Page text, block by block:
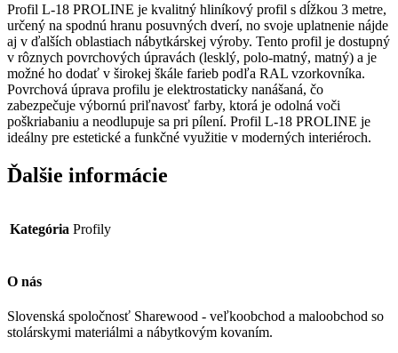
Profil L-18 PROLINE je kvalitný hliníkový profil s dĺžkou 3 metre,
určený na spodnú hranu posuvných dverí, no svoje uplatnenie nájde
aj v ďalších oblastiach nábytkárskej výroby. Tento profil je dostupný
v rôznych povrchových úpravách (lesklý, polo-matný, matný) a je
možné ho dodať v širokej škále farieb podľa RAL vzorkovníka.
Povrchová úprava profilu je elektrostaticky nanášaná, čo
zabezpečuje výbornú priľnavosť farby, ktorá je odolná voči
poškriabaniu a neodlupuje sa pri pílení. Profil L-18 PROLINE je
ideálny pre estetické a funkčné využitie v moderných interiéroch.
Ďalšie informácie
Kategória Profily
O nás
Slovenská spoločnosť Sharewood - veľkoobchod a maloobchod so
stolárskymi materiálmi a nábytkovým kovaním.